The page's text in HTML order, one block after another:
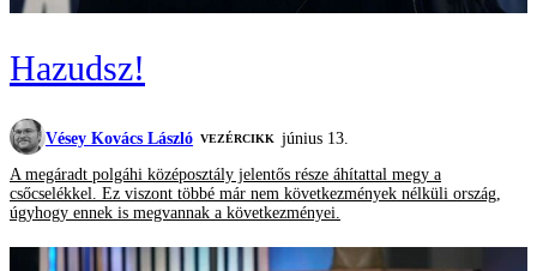
Hazudsz!
Vésey Kovács László VEZÉRCIKK
június 13.
A megáradt polgáhi középosztály jelentős része áhítattal megy a
csőcselékkel. Ez viszont többé már nem következmények nélküli ország,
úgyhogy ennek is megvannak a következményei.